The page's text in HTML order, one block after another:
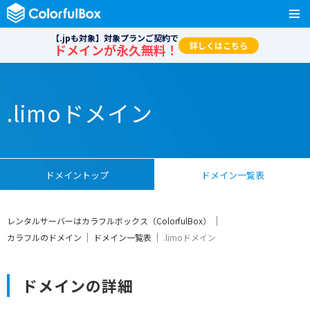
【.jpも対象】対象プランご契約で
ドメインが永久無料！ 詳しくはこちら
.limoドメイン
ドメイントップ ドメイン一覧表
レンタルサーバーはカラフルボックス（ColorfulBox）
カラフルのドメイン
ドメイン一覧表 .limoドメイン
ドメインの詳細